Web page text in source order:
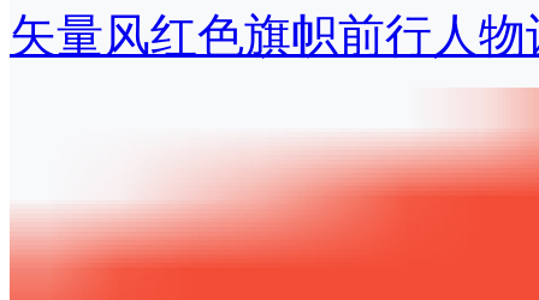
矢量风红色旗帜前行人